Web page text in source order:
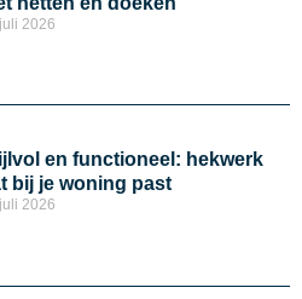
2026
en functioneel: hekwerk
bij je woning past
2026